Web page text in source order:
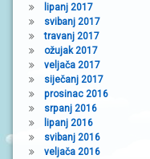
lipanj 2017
svibanj 2017
travanj 2017
ožujak 2017
veljača 2017
siječanj 2017
prosinac 2016
srpanj 2016
lipanj 2016
svibanj 2016
veljača 2016